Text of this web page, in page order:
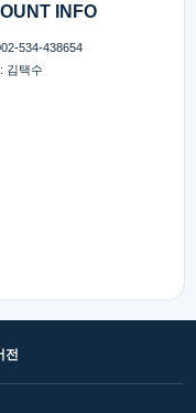
INFO
534-438654
김택수
전